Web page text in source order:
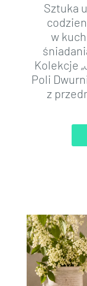
Sztuka
w
Kolekcje
Poli
z